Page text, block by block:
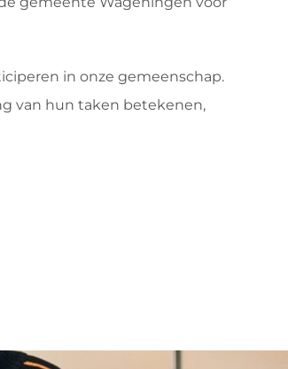
in onze gemeenschap.
van hun taken betekenen,